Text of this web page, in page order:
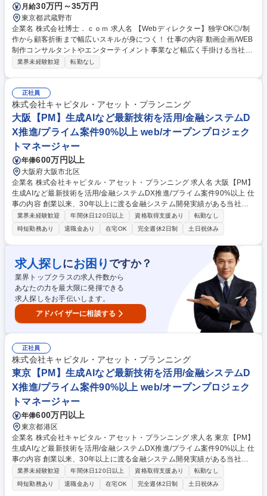
月給30万円～35万円
東京都武蔵野市
企業名 株式会社博士．ｃｏｍ 求人名 【Webディレクター】独学OK◎/制
作から顧客折衝まで幅広いスキルが身につく！ 仕事の内容 動画企画/WEB
制作コンサルタントやエンターテイメント事業など幅広く手掛ける当社に
て、クライアント企業のホームページデザイン制作から運用管理を担当頂
ト企業に対してホームページを活用したWEBコンサルティングサポートを
行います。データ解析・WEB集客のアドバイス・SNS活用・動画活用な
ど。 【業務内容の変更範囲】会社の定める業務 募集職種 【Webディレク
ター】独学OK◎/制作から顧客折衝まで幅広いスキルが身につく！
業界未経験歓迎 転勤なし
正社員
株式会社キャピタル・アセット・プランニング
大阪【PM】生成AIなど最新技術を活用/金融システムD
X推進/プライム案件90%以上 web/オープンプロジェク
トマネージャー
年俸600万円以上
大阪府大阪市北区
企業名 株式会社キャピタル・アセット・プランニング 求人名 大阪【PM】
生成AIなど最新技術を活用/金融システムDX推進/プライム案件90%以上 仕
事の内容 創業以来、30年以上に渡る金融システム開発実績がある当社は
金融機関のフロントエンドシステムで国内TOPシェアを誇ります。大手金
融機関向けコンサルティングやWebシステム開発のマネジメントをお任せ
します。 【世界水準の技術力をもったプロダクトが強み】 ■世界Fintech
ランキングTOP100に5年連続選出、生保を中心とした金融業界で導入シ
ェアTOPクラスを誇る、技術力の高いプロダクトを展開しています。 ■コ
ンサルティングなどの上流工程から開発まで一気通貫したサービスを提供
できていることに加え、金融業界の専門知識を持った社員が多く、お客様
からの高評価が、長期的な直取引に繋がっています。 募集職種 大阪【P
M】生成AIなど最新技術を活用/金融システムDX推進/プライム案件90%以
上
業界未経験歓迎 年間休日120日以上 資格取得支援あり
転勤なし
時短勤務あり
退職金あり 在宅OK 完全週休2日制 土日祝休み
求人探しにお困り ですか？
業界トップクラスの求人件数から
あなたの力を最大限に発揮できる
求人探しをお手伝いします。
アドバイザーに相談する
正社員
株式会社キャピタル・アセット・プランニング
東京【PM】生成AIなど最新技術を活用/金融システムD
X推進/プライム案件90%以上 web/オープンプロジェク
トマネージャー
年俸600万円以上
東京都港区
企業名 株式会社キャピタル・アセット・プランニング 求人名 東京【PM】
生成AIなど最新技術を活用/金融システムDX推進/プライム案件90%以上 仕
事の内容 創業以来、30年以上に渡る金融システム開発実績がある当社は
金融機関のフロントエンドシステムで国内TOPシェアを誇ります。大手金
融機関向けコンサルティングやWebシステム開発のマネジメントをお任せ
します。 【世界水準の技術力をもったプロダクトが強み】 ■世界Fintech
業界未経験歓迎 年間休日120日以上 資格取得支援あり
転勤なし
時短勤務あり
退職金あり 在宅OK 完全週休2日制 土日祝休み